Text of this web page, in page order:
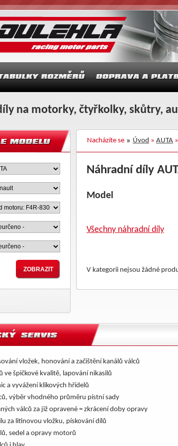
na motorky, čtyřkolky, skůtry,
Nacházíte se Úvod » AUTA »
Náhradní díly
Model
Všechny náhradní díly
V kategorii nejsou žádné
vložek, honování a začištění kanálů válců
ve špičkové kvalitě, lapování nikasilů
a vyvážení klikových hřídelů
výběr vhodného průměru pístní sady
válců za již opravené = zkrácení doby opravy
za litinovou vložku, pískování dílů
sedel a opravy motorů